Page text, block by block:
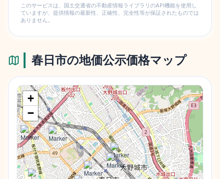
このサービスは、国土交通省の不動産情報ライブラリのAPI機能を使用し
ていますが、提供情報の最新性、正確性、完全性等が保証されたものでは
ありません。
春日市の地価公示価格マップ
+
−